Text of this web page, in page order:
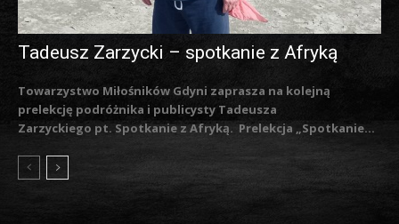
Tadeusz Zarzycki – spotkanie z Afryką
Towarzystwo Miłośników Gdyni zaprasza na kolejną
prelekcję podróżnika i publicysty Tadeusza
Zarzyckiego pt. Spotkanie z Afryką. Prelekcja „Spotkanie...